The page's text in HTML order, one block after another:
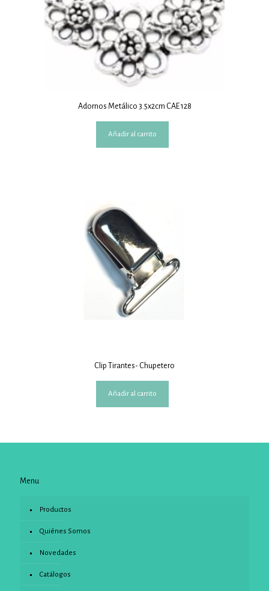
Adornos Metálico 3.5x2cm CAE 128
Añadir al carrito
Clip Tirantes- Chupetero
Añadir al carrito
Menu
Productos
Quiénes Somos
Novedades
Catálogos